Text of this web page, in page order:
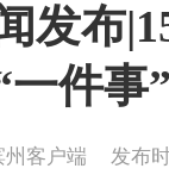
发布
一件事
州客户端 发布